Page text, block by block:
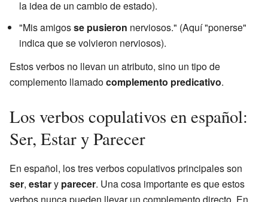
la idea de un cambio de estado).
"Mis amigosse pusieron nerviosos." (Aquí "ponerse"
indica que se volvieron nerviosos).
Estos verbos no llevan un atributo, sino un tipo de
complemento llamadocomplemento predicativo.
Los verbos copulativos en español:
Ser, Estar y Parecer
En español, los tres verbos copulativos principales son
ser, estary parecer. Una cosa importante es que estos
verbos nunca pueden llevar un complemento directo. En